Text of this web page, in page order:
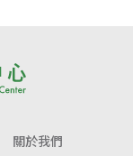
關於我們